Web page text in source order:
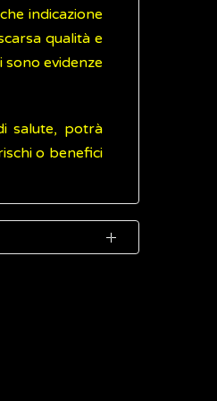
indicazione
qualità e
sono evidenze
salute, potrà
o benefici